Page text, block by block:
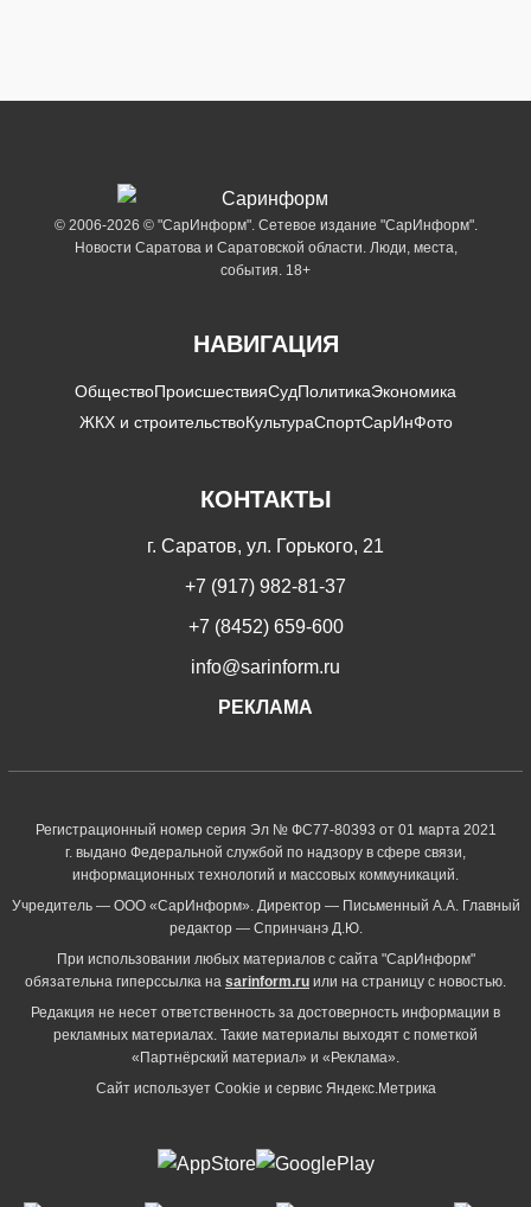
© 2006-2026 © "СарИнформ". Сетевое издание "СарИнформ".
Новости Саратова и Саратовской области. Люди, места,
события. 18+
НАВИГАЦИЯ
ОбществоПроисшествияСудПолитикаЭкономика
ЖКХ и строительствоКультураСпортСарИнФото
КОНТАКТЫ
г. Саратов, ул. Горького, 21
+7 (917) 982-81-37
+7 (8452) 659-600
info@sarinform.ru
РЕКЛАМА
Регистрационный номер серия Эл № ФС77-80393 от 01 марта 2021
г. выдано Федеральной службой по надзору в сфере связи,
информационных технологий и массовых коммуникаций.
Учредитель — ООО «СарИнформ». Директор — Письменный А.А. Главный
редактор — Спринчанэ Д.Ю.
При использовании любых материалов с сайта "СарИнформ"
обязательна гиперссылка на sarinform.ru или на страницу с новостью.
Редакция не несет ответственность за достоверность информации в
рекламных материалах. Такие материалы выходят с пометкой
«Партнёрский материал» и «Реклама».
Сайт использует Cookie и сервиc Яндекс.Метрика